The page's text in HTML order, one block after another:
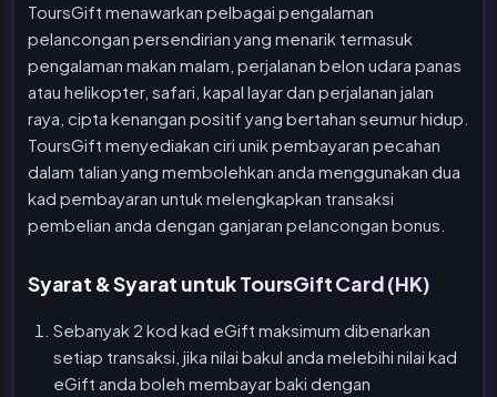
ToursGift menawarkan pelbagai pengalaman
pelancongan persendirian yang menarik termasuk
pengalaman makan malam, perjalanan belon udara panas
atau helikopter, safari, kapal layar dan perjalanan jalan
raya, cipta kenangan positif yang bertahan seumur hidup.
ToursGift menyediakan ciri unik pembayaran pecahan
dalam talian yang membolehkan anda menggunakan dua
kad pembayaran untuk melengkapkan transaksi
pembelian anda dengan ganjaran pelancongan bonus.
Syarat & Syarat untuk ToursGift Card (HK)
Sebanyak 2 kod kad eGift maksimum dibenarkan
setiap transaksi, jika nilai bakul anda melebihi nilai kad
eGift anda boleh membayar baki dengan